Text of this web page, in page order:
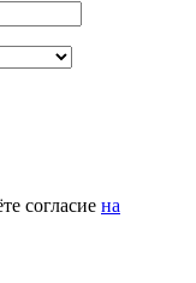
согласие на